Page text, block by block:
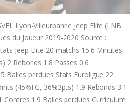
Lyon-Villeurbanne Jeep Elite (LNB
du Joueur 2019-2020 Source :
Jeep Elite 20 matchs 15.6 Minutes
2 Rebonds 1.8 Passes 0.6
Balles perdues Stats Euroligue 22
(45%FG, 36%3pts) 1.9 Rebonds 3.1
Contres 1.9 Balles perdues Curriculum